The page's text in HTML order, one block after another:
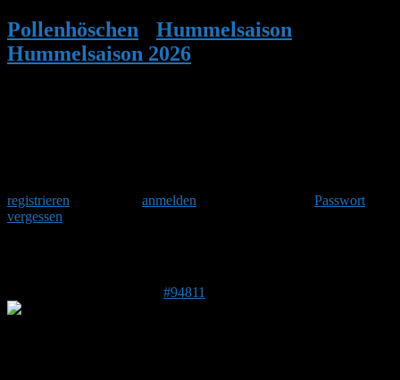
Pollenhöschen Hummelsaison
Hummelsaison 2026
registrieren
anmelden
Passwort
vergessen
#94811